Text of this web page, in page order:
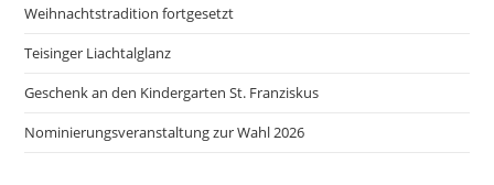
Weihnachtstradition fortgesetzt
Teisinger Liachtalglanz
Geschenk an den Kindergarten St. Franziskus
Nominierungsveranstaltung zur Wahl 2026